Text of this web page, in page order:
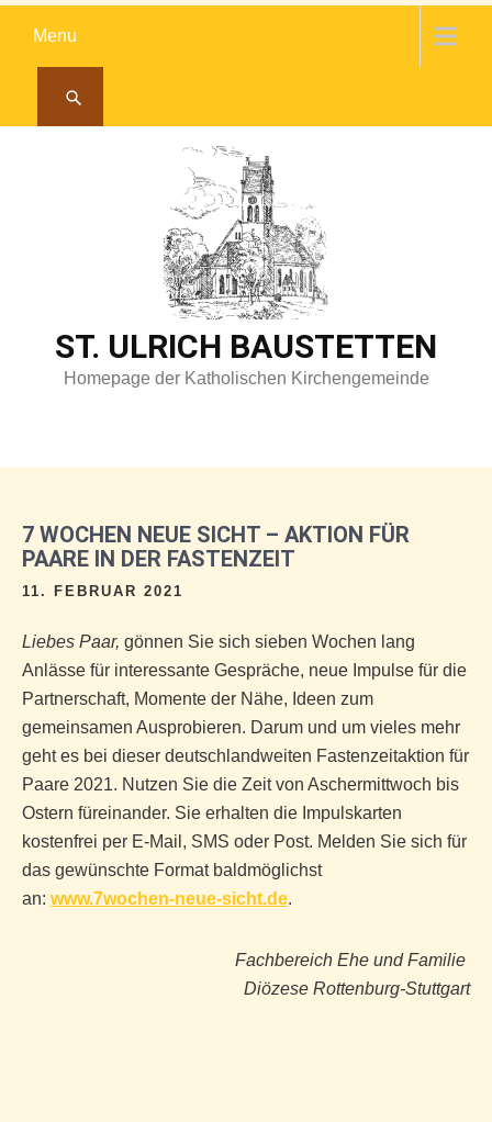
Menu
ST. ULRICH BAUSTETTEN
Homepage der Katholischen Kirchengemeinde
7 WOCHEN NEUE SICHT – AKTION FÜR
PAARE IN DER FASTENZEIT
11. FEBRUAR 2021
Liebes Paar, gönnen Sie sich sieben Wochen lang
Anlässe für interessante Gespräche, neue Impulse für die
Partnerschaft, Momente der Nähe, Ideen zum
gemeinsamen Ausprobieren. Darum und um vieles mehr
geht es bei dieser deutschlandweiten Fastenzeitaktion für
Paare 2021. Nutzen Sie die Zeit von Aschermittwoch bis
Ostern füreinander. Sie erhalten die Impulskarten
kostenfrei per E-Mail, SMS oder Post. Melden Sie sich für
das gewünschte Format baldmöglichst
an: www.7wochen-neue-sicht.de.
Fachbereich Ehe und Familie
Diözese Rottenburg-Stuttgart